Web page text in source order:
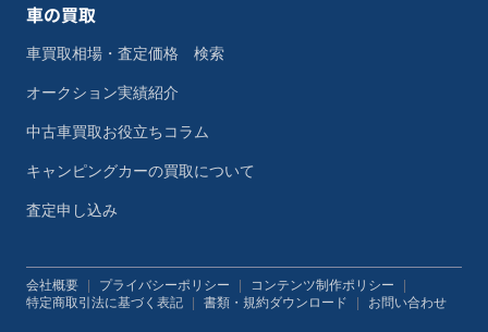
車の買取
車買取相場・査定価格 検索
オークション実績紹介
中古車買取お役立ちコラム
キャンピングカーの買取について
査定申し込み
会社概要 プライバシーポリシー コンテンツ制作ポリシー
特定商取引法に基づく表記
書類・規約ダウンロード お問い合わせ